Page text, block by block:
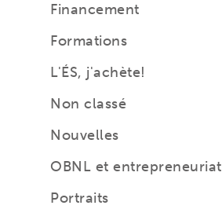
Financement
Formations
L'ÉS, j'achète!
Non classé
Nouvelles
OBNL et entrepreneuriat
Portraits